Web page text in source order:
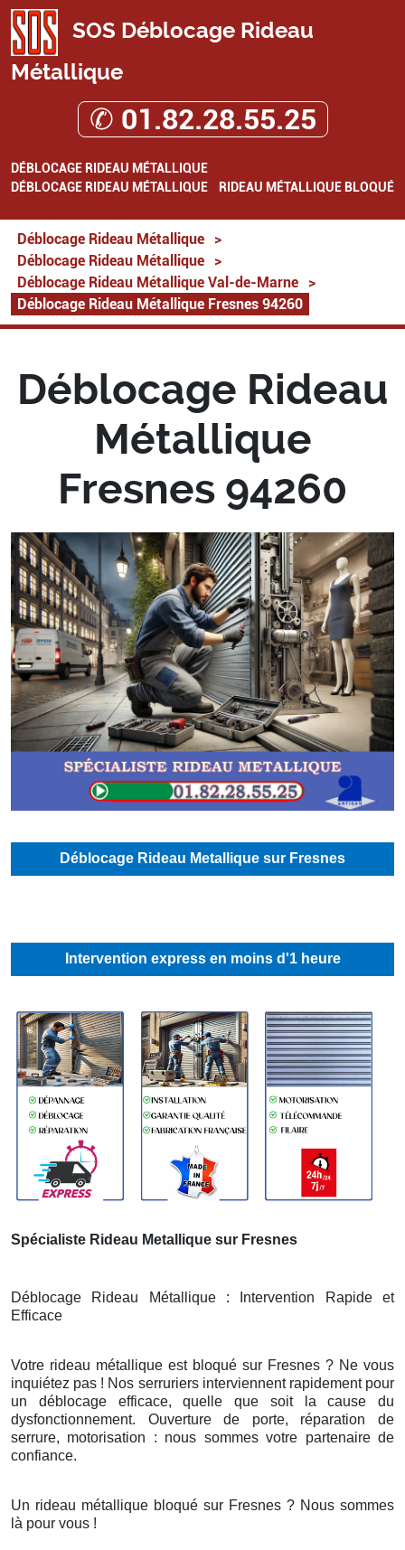
SOS Déblocage Rideau
Métallique
✆ 01.82.28.55.25
DÉBLOCAGE RIDEAU MÉTALLIQUE
DÉBLOCAGE RIDEAU MÉTALLIQUE
RIDEAU MÉTALLIQUE BLOQUÉ
Déblocage Rideau Métallique
>
Déblocage Rideau Métallique
>
Déblocage Rideau Métallique Val-de-Marne
>
Déblocage Rideau Métallique Fresnes 94260
Déblocage Rideau
Métallique
Fresnes 94260
Déblocage Rideau Metallique sur Fresnes
Intervention express en moins d'1 heure
Spécialiste Rideau Metallique sur Fresnes
Déblocage Rideau Métallique : Intervention Rapide et
Efficace
Votre rideau métallique est bloqué sur Fresnes ? Ne vous
inquiétez pas ! Nos serruriers interviennent rapidement pour
un déblocage efficace, quelle que soit la cause du
dysfonctionnement. Ouverture de porte, réparation de
serrure, motorisation : nous sommes votre partenaire de
confiance.
Un rideau métallique bloqué sur Fresnes ? Nous sommes
là pour vous !